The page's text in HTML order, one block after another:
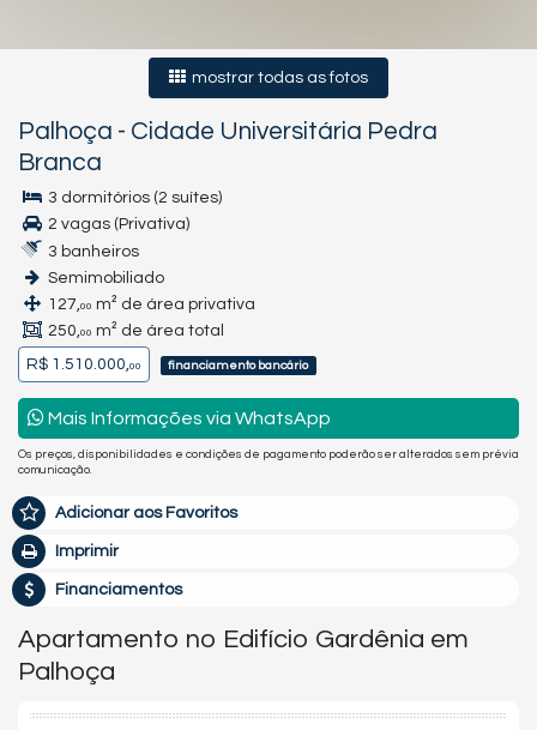
mostrar todas as fotos
Palhoça - Cidade Universitária Pedra
Branca
3 dormitórios (2 suítes)
2 vagas (Privativa)
3 banheiros
Semimobiliado
127,00 m² de área privativa
250,00 m² de área total
R$ 1.510.000,00 financiamento bancário
Mais Informações via WhatsApp
Os preços, disponibilidades e condições de pagamento poderão ser alterados sem prévia
comunicação.
Adicionar aos Favoritos
Imprimir
Financiamentos
Apartamento no Edifício Gardênia em
Palhoça